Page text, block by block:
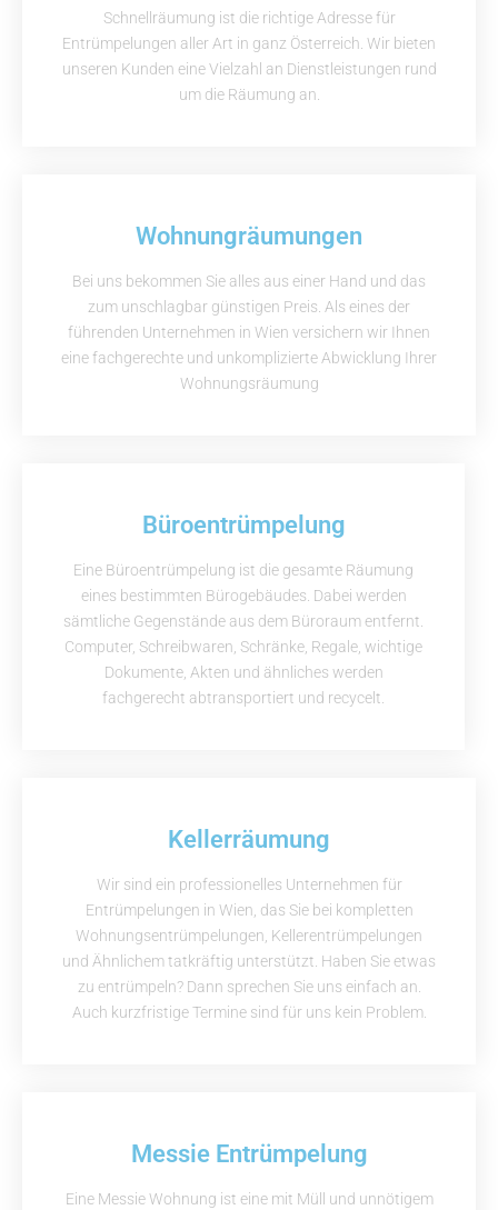
Schnellräumung ist die richtige Adresse für
Entrümpelungen aller Art in ganz Österreich. Wir bieten
unseren Kunden eine Vielzahl an Dienstleistungen rund
um die Räumung an.
Wohnungräumungen
Bei uns bekommen Sie alles aus einer Hand und das
zum unschlagbar günstigen Preis. Als eines der
führenden Unternehmen in Wien versichern wir Ihnen
eine fachgerechte und unkomplizierte Abwicklung Ihrer
Wohnungsräumung
Büroentrümpelung
Eine Büroentrümpelung ist die gesamte Räumung
eines bestimmten Bürogebäudes. Dabei werden
sämtliche Gegenstände aus dem Büroraum entfernt.
Computer, Schreibwaren, Schränke, Regale, wichtige
Dokumente, Akten und ähnliches werden
fachgerecht abtransportiert und recycelt.
Kellerräumung
Wir sind ein professionelles Unternehmen für
Entrümpelungen in Wien, das Sie bei kompletten
Wohnungsentrümpelungen, Kellerentrümpelungen
und Ähnlichem tatkräftig unterstützt. Haben Sie etwas
zu entrümpeln? Dann sprechen Sie uns einfach an.
Auch kurzfristige Termine sind für uns kein Problem.
Messie Entrümpelung
Eine Messie Wohnung ist eine mit Müll und unnötigem